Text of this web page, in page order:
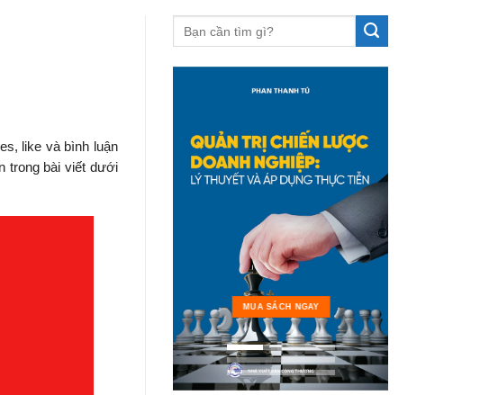
like và bình luận
trong bài viết dưới
MUA SÁCH NGAY